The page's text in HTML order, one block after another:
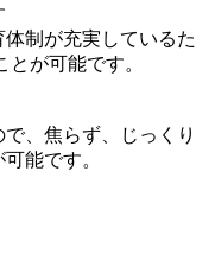
支持を失いますし、患
いをしていることにな
療は、一回だけ。を目
。
制が充実しているた
が可能です。
、焦らず、じっくり
能です。